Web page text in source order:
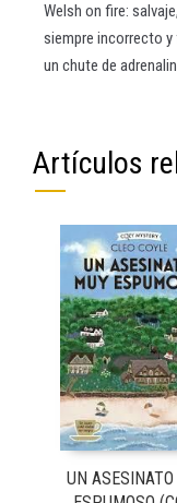
Welsh on fire:
siempre incorrecto
un chute de
Artículos
UN